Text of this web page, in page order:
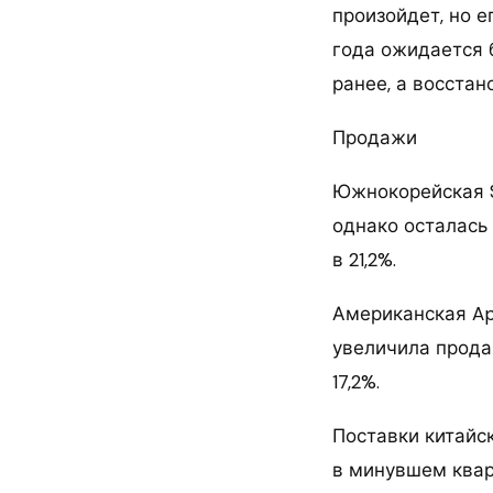
произойдет, но
года ожидается
ранее, а
Продажи
Южнокорейская
однако
в 21,2%.
Американская
увеличила
17,2%.
Поставки
в минувшем